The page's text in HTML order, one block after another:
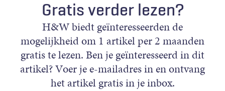
Gratis verder lezen?
H&W biedt geïnteresseerden de
mogelijkheid om 1 artikel per 2 maanden
gratis te lezen. Ben je geïnteresseerd in dit
artikel? Voer je e-mailadres in en ontvang
het artikel gratis in je inbox.